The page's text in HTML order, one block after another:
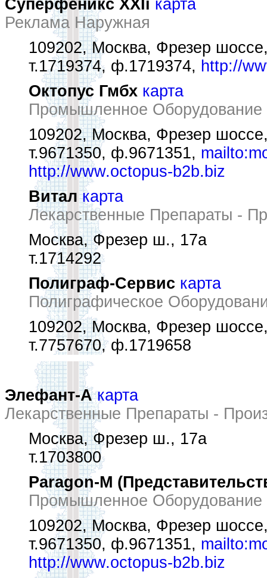
Суперфеникс XXIi карта
Реклама Наружная
109202, Москва, Фрезер
т.1719374, ф.1719374, http://
Октопус Гмбх карта
Промышленное Оборудование
109202, Москва, Фрезер
т.9671350, ф.9671351,
http://www.octopus-b2b.biz
Витал карта
Лекарственные Препараты -
Москва, Фрезер ш., 17а
т.1714292
Полиграф-Сервис карта
Полиграфическое
109202, Москва, Фрезер
т.7757670, ф.1719658
Элефант-А карта
Лекарственные Препараты -
Москва, Фрезер ш., 17а
т.1703800
Paragon-M
Промышленное Оборудование
109202, Москва, Фрезер
т.9671350, ф.9671351,
http://www.octopus-b2b.biz